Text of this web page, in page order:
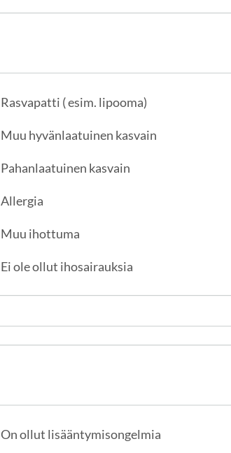
Rasvapatti ( esim. lipooma)
Muu hyvänlaatuinen kasvain
Pahanlaatuinen kasvain
Allergia
Muu ihottuma
Ei ole ollut ihosairauksia
On ollut lisääntymisongelmia